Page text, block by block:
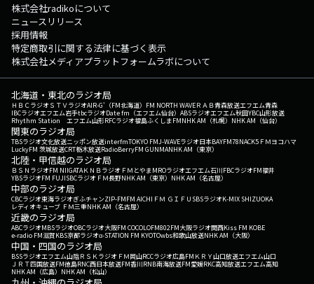
株式会社radikoについて
ニュースリリース
採用情報
特定商取引に関する法律に基づく表示
株式会社メディアプラットフォームラボについて
北海道・東北のラジオ局
ＨＢＣラジオＳＴＶラジオAIR-G'（FM北海道） FM NORTH WAVEＲＡＢ青森放送エフエム青森
IBCラジオエフエム岩手tbcラジオDate fm（エフエム仙台） ABSラジオエフエム秋田YBC山形放送
Rhythm Station エフエム山形RFCラジオ福島ふくしまFMNHK AM（札幌） NHK AM（仙台）
関東のラジオ局
TBSラジオ文化放送ニッポン放送interfmTOKYO FMJ-WAVEラジオ日本BAYFM78NACK5 ＦＭヨコハマ
LuckyFM 茨城放送CRT栃木放送RadioBerryFM GUNMANHK AM（東京）
北陸・甲信越のラジオ局
ＢＳＮラジオFM NIIGATAＫＮＢラジオ ＦＭとやまMROラジオエフエム石川FBCラジオFM福井
YBSラジオFM FUJISBCラジオ ＦＭ長野NHK AM（東京） NHK AM（名古屋）
中部のラジオ局
CBCラジオ東海ラジオぎふチャンZIP-FMFM AICHI ＦＭ ＧＩＦＵ SBSラジオK-MIX SHIZUOKA
レディオキューブ ＦＭ三重NHK AM（名古屋）
近畿のラジオ局
ABCラジオMBSラジオOBCラジオ大阪FM COCOLOFM802FM大阪ラジオ関西Kiss FM KOBE
e-radio FM滋賀KBS京都ラジオα-STATION FM KYOTOwbs和歌山放送NHK AM（大阪）
中国・四国のラジオ局
BSSラジオエフエム山陰ＲＳＫラジオ ＦＭ岡山RCCラジオ広島FM ＫＲＹ山口放送エフエム山口
ＪＲＴ四国放送FM徳島RNC西日本放送FM香川RNB南海放送FM愛媛RKC高知放送エフエム高知
NHK AM（広島） NHK AM（松山）